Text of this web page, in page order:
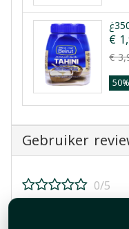
€
€
Gebruiker
0/5